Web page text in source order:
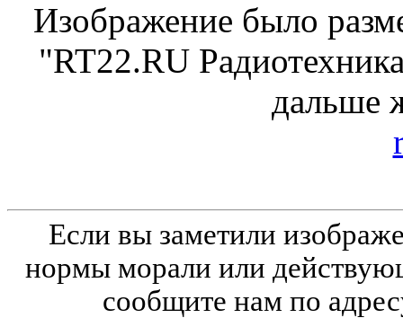
Изображение было
"RT22.RU
дальше
Если вы заметили
нормы морали или
сообщите нам по